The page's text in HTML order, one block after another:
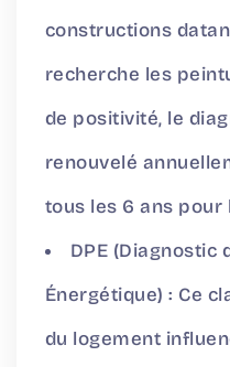
constructions
recherche les
de positivité, le
renouvelé
tous les 6 ans pour
DPE (Diagnostic
Énergétique) : Ce
du logement